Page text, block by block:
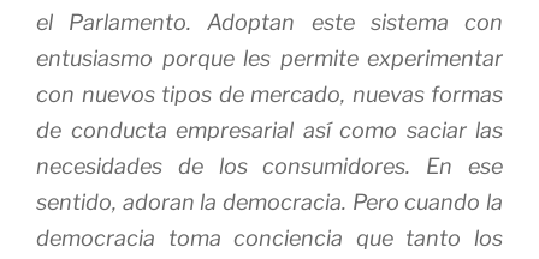
el Parlamento. Adoptan este sistema con
entusiasmo porque les permite experimentar
con nuevos tipos de mercado, nuevas formas
de conducta empresarial así como saciar las
necesidades de los consumidores. En ese
sentido, adoran la democracia. Pero cuando la
democracia toma conciencia que tanto los